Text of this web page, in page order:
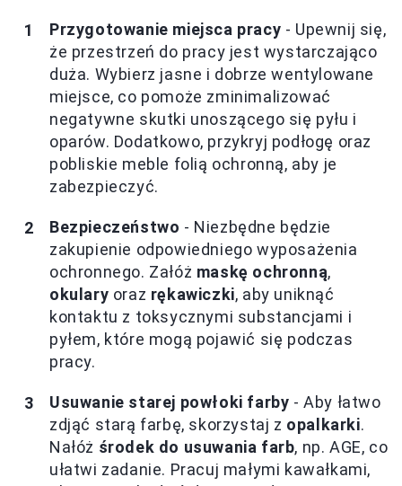
Przygotowanie miejsca pracy - Upewnij się,
że przestrzeń do pracy jest wystarczająco
duża. Wybierz jasne i dobrze wentylowane
miejsce, co pomoże zminimalizować
negatywne skutki unoszącego się pyłu i
oparów. Dodatkowo, przykryj podłogę oraz
pobliskie meble folią ochronną, aby je
zabezpieczyć.
Bezpieczeństwo - Niezbędne będzie
zakupienie odpowiedniego wyposażenia
ochronnego. Załóż maskę ochronną,
okulary oraz rękawiczki, aby uniknąć
kontaktu z toksycznymi substancjami i
pyłem, które mogą pojawić się podczas
pracy.
Usuwanie starej powłoki farby - Aby łatwo
zdjąć starą farbę, skorzystaj z opalkarki.
Nałóż środek do usuwania farb, np. AGE, co
ułatwi zadanie. Pracuj małymi kawałkami,